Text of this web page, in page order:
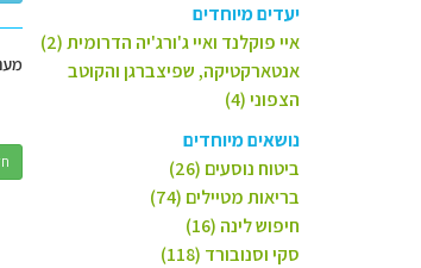
יעדים מיוחדים
איי פוקלנד ואיי ג'ורג'יה הדרומית (2)
אנטארקטיקה, שפיצברגן והקוטב
הצפוני (4)
נושאים מיוחדים
ביטוח נוסעים (26)
בריאות מטיילים (74)
חיפוש לינה (16)
סקי וסנובורד (118)